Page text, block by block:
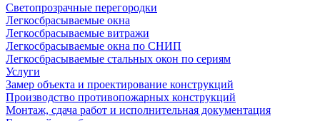
Светопрозрачные перегородки
Легкосбрасываемые окна
Легкосбрасываемые витражи
Легкосбрасываемые окна по СНИП
Легкосбрасываемые стальных окон по сериям
Услуги
Замер объекта и проектирование конструкций
Производство противопожарных конструкций
Монтаж, сдача работ и исполнительная документация